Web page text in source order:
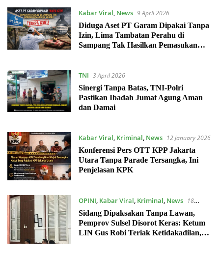
Kabar Viral, News 9 April 2026
Diduga Aset PT Garam Dipakai Tanpa
Izin, Lima Tambatan Perahu di
Sampang Tak Hasilkan Pemasukan
TNI 3 April 2026
Sinergi Tanpa Batas, TNI-Polri
Pastikan Ibadah Jumat Agung Aman
dan Damai
Kabar Viral, Kriminal, News
12 January 2026
Konferensi Pers OTT KPP Jakarta
Utara Tanpa Parade Tersangka, Ini
Penjelasan KPK
OPINI, Kabar Viral, Kriminal, News
18
December 2025
Sidang Dipaksakan Tanpa Lawan,
Pemprov Sulsel Disorot Keras: Ketum
LIN Gus Robi Teriak Ketidakadilan,